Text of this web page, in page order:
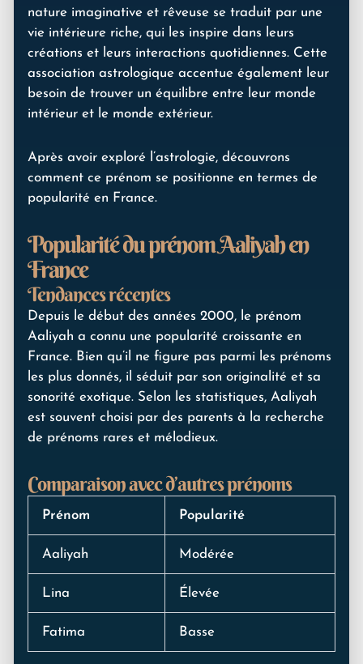
nature imaginative et rêveuse se traduit par une
vie intérieure riche, qui les inspire dans leurs
créations et leurs interactions quotidiennes. Cette
association astrologique accentue également leur
besoin de trouver un équilibre entre leur monde
intérieur et le monde extérieur.
Après avoir exploré l’astrologie, découvrons
comment ce prénom se positionne en termes de
popularité en France.
Popularité du prénom Aaliyah en
France
Tendances récentes
Depuis le début des années 2000, le prénom
Aaliyah a connu une popularité croissante en
France. Bien qu’il ne figure pas parmi les prénoms
les plus donnés, il séduit par son originalité et sa
sonorité exotique. Selon les statistiques, Aaliyah
est souvent choisi par des parents à la recherche
de prénoms rares et mélodieux.
Comparaison avec d’autres prénoms
Prénom Popularité
Aaliyah Modérée
Lina Élevée
Fatima Basse